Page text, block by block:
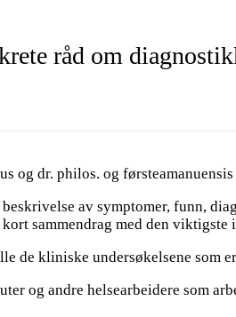
råd om
og dr. philos. og
av symptomer, funn,
sammendrag med den viktigste
de kliniske undersøkelsene som
og andre helsearbeidere som